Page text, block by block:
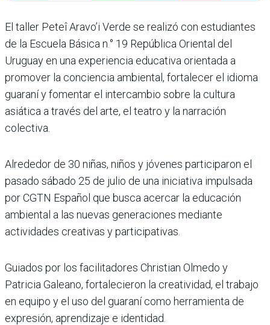
El taller Peteî Aravo’i Verde se realizó con estudiantes
de la Escuela Básica n.° 19 República Oriental del
Uruguay en una experiencia educativa orientada a
promover la conciencia ambiental, fortalecer el idioma
guaraní y fomentar el intercambio sobre la cultura
asiática a través del arte, el teatro y la narración
colectiva.
Alrededor de 30 niñas, niños y jóvenes participaron el
pasado sábado 25 de julio de una iniciativa impulsada
por CGTN Español que busca acercar la educación
ambiental a las nuevas generaciones mediante
actividades creativas y participativas.
Guiados por los facilitadores Christian Olmedo y
Patricia Galeano, fortalecieron la creatividad, el trabajo
en equipo y el uso del guaraní como herramienta de
expresión, aprendizaje e identidad.